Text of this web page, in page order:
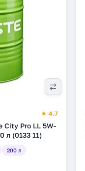
★ 4.7
City Pro LL 5W-
л (0133 11)
200 л